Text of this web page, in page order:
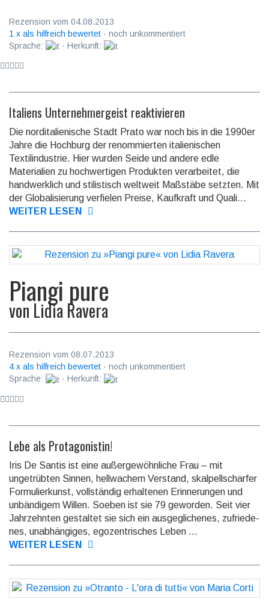
Rezension vom 04.08.2013
1 x als hilfreich bewertet · noch unkommentiert
Sprache:
· Herkunft:
Italiens Unternehmergeist reaktivieren
Die norditalienische Stadt Prato war noch bis in die 1990er
Jahre die Hochburg der renommierten italieni­schen
Textilindustrie. Hier wurden Seide und andere edle
Materialien zu hoch­wer­tigen Produkten verar­beitet, die
handwerklich und stilistisch weltweit Maßstäbe setzten. Mit
der Glo­ba­li­sie­rung verfielen Preise, Kaufkraft und Quali...
WEITER LESEN
Piangi pure
von Lidia Ravera
Rezension vom 08.07.2013
4 x als hilfreich bewertet · noch unkommentiert
Sprache:
· Herkunft:
Lebe als Protagonistin!
Iris De Santis ist eine außergewöhnliche Frau – mit
ungetrübten Sinnen, hell­wachem Verstand, skalpell­scharfer
Formulierkunst, vollständig erhaltenen Er­inne­run­gen und
unbändigem Willen. Soeben ist sie 79 geworden. Seit vier
Jahr­zehnten gestaltet sie sich ein ausgeglichenes, zu­frie­de­
nes, unabhängiges, ego­zentrisches Leben ...
WEITER LESEN